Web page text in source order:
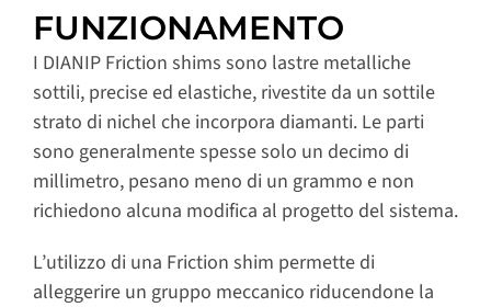
FUNZIONAMENTO
I DIANIP Friction shims sono lastre metalliche
sottili, precise ed elastiche, rivestite da un sottile
strato di nichel che incorpora diamanti. Le parti
sono generalmente spesse solo un decimo di
millimetro, pesano meno di un grammo e non
richiedono alcuna modifica al progetto del sistema.
L’utilizzo di una Friction shim permette di
alleggerire un gruppo meccanico riducendone la